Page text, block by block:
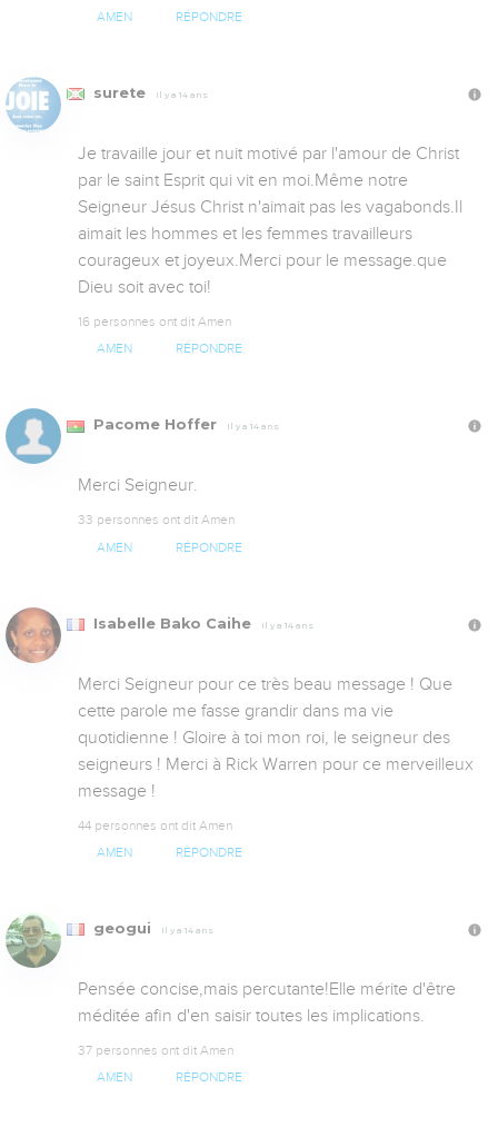
AMEN RÉPONDRE
surete Il y a 14 ans
Je travaille jour et nuit motivé par l'amour de Christ
par le saint Esprit qui vit en moi.Même notre
Seigneur Jésus Christ n'aimait pas les vagabonds.Il
aimait les hommes et les femmes travailleurs
courageux et joyeux.Merci pour le message.que
Dieu soit avec toi!
16 personnes ont dit Amen
AMEN RÉPONDRE
Pacome Hoffer Il y a 14 ans
Merci Seigneur.
33 personnes ont dit Amen
AMEN RÉPONDRE
Isabelle Bako Caihe Il y a 14 ans
Merci Seigneur pour ce très beau message ! Que
cette parole me fasse grandir dans ma vie
quotidienne ! Gloire à toi mon roi, le seigneur des
seigneurs ! Merci à Rick Warren pour ce merveilleux
message !
44 personnes ont dit Amen
AMEN RÉPONDRE
geogui Il y a 14 ans
Pensée concise,mais percutante!Elle mérite d'être
méditée afin d'en saisir toutes les implications.
37 personnes ont dit Amen
AMEN RÉPONDRE